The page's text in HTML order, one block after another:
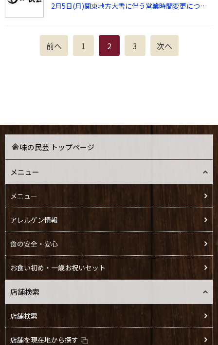
2月5日(月)関東地方大雪に伴う営業時間変更について
前へ 1 2 3 次へ
味の民芸 トップページ
メニュー
メニュー
アレルゲン情報
食の安全・安心
お食い初め・一歳お祝いセット
店舗検索
店舗検索
店舗を現在地から探す